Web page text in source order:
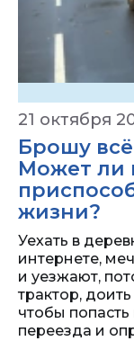
21 октября
Брошу
Может ли
жизни?
Уехать в
интернете,
и уезжают,
трактор,
чтобы
переезда и